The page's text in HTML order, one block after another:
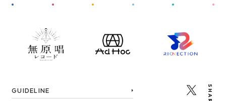
SHARE
GUIDELINE